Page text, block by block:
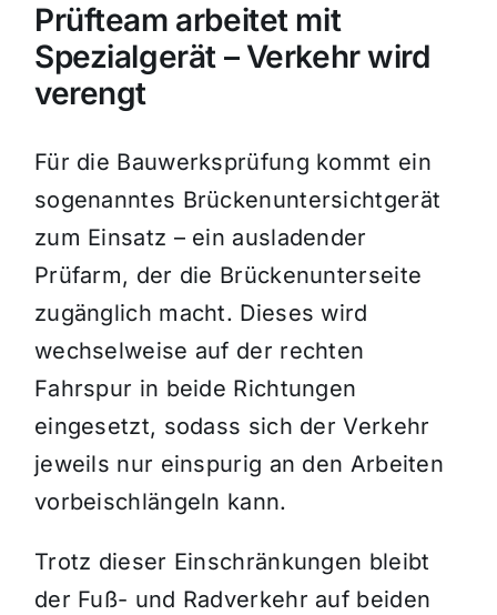
Prüfteam arbeitet mit
Spezialgerät – Verkehr wird
verengt
Für die Bauwerksprüfung kommt ein
sogenanntes Brückenuntersichtgerät
zum Einsatz – ein ausladender
Prüfarm, der die Brückenunterseite
zugänglich macht. Dieses wird
wechselweise auf der rechten
Fahrspur in beide Richtungen
eingesetzt, sodass sich der Verkehr
jeweils nur einspurig an den Arbeiten
vorbeischlängeln kann.
Trotz dieser Einschränkungen bleibt
der Fuß- und Radverkehr auf beiden